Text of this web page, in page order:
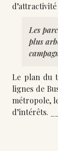
Les
plus
Le plan du
lignes de Bus
métropole,